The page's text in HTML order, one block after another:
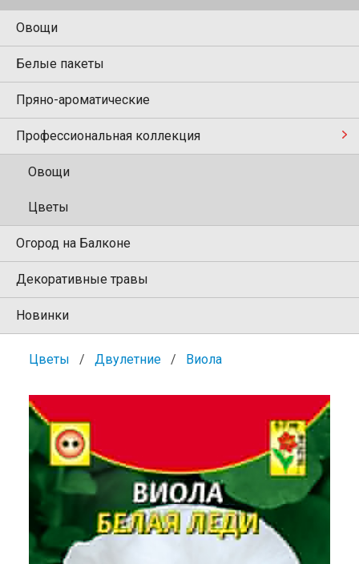
Овощи
Белые пакеты
Пряно-ароматические
Профессиональная коллекция
Овощи
Цветы
Огород на Балконе
Декоративные травы
Новинки
Цветы Двулетние Виола